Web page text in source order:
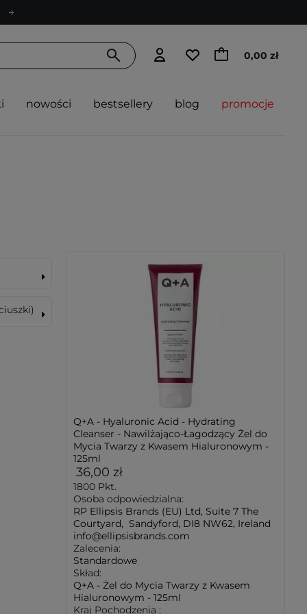
0,00 zł
nowości bestsellery blog promocje
Q+A - Hyaluronic Acid - Hydrating
Cleanser - Nawilżająco-Łagodzący Żel do
Mycia Twarzy z Kwasem Hialuronowym -
125ml
36,00 zł
1800 Pkt.
Osoba odpowiedzialna:
RP Ellipsis Brands (EU) Ltd, Suite 7 The
Courtyard, Sandyford, DI8 NW62, Ireland
info@ellipsisbrands.com
Zalecenia:
Standardowe
Skład:
Q+A - Żel do Mycia Twarzy z Kwasem
Hialuronowym - 125ml
Kraj Pochodzenia :